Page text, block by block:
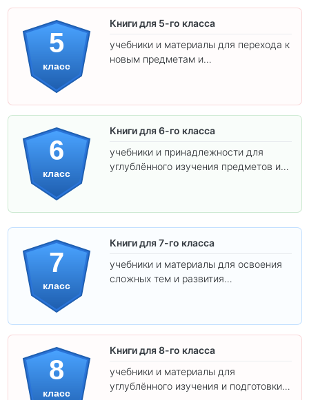
5
класс
Книги для 5-го класса
учебники и материалы для перехода к
новым предметам и
6
класс
Книги для 6-го класса
учебники и принадлежности для
углублённого изучения предметов и
7
класс
Книги для 7-го класса
учебники и материалы для освоения
сложных тем и развития
8
класс
Книги для 8-го класса
учебники и материалы для
углублённого изучения и подготовки к